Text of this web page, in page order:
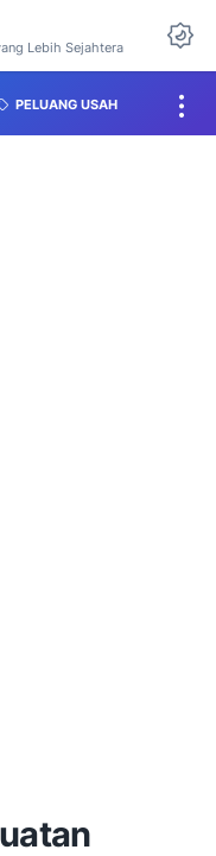
Lebih Sejahtera
PELUANG USAH